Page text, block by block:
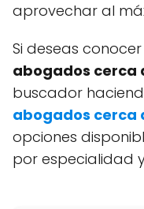
aprovechar al
Si deseas
abogados cerca
buscador
abogados cerca
opciones
por especialidad